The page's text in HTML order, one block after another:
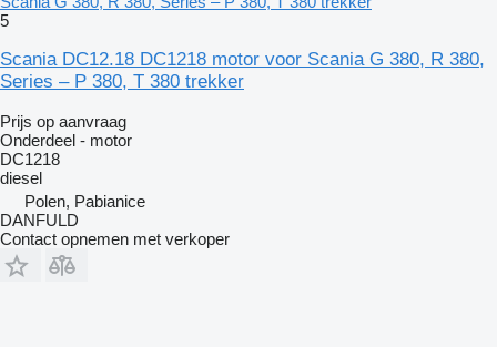
5
Scania DC12.18 DC1218 motor voor Scania G 380, R 380,
Series – P 380, T 380 trekker
Prijs op aanvraag
Onderdeel - motor
DC1218
diesel
Polen, Pabianice
DANFULD
Contact opnemen met verkoper